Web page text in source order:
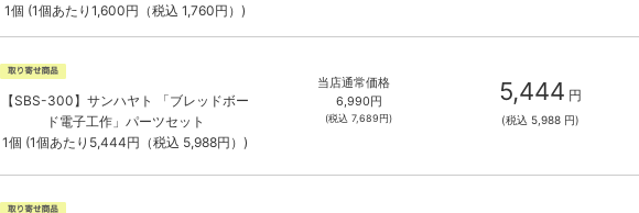
1個 (1個あたり1,600円（税込 1,760円）)
【SBS-300】サンハヤト 「ブレッドボー
ド電子工作」パーツセット
1個 (1個あたり5,444円（税込 5,988円）)
当店通常価格
6,990円
(税込7,689円)
5,444 円
(税込 5,988 円)